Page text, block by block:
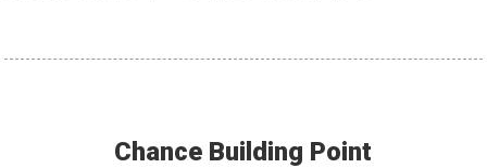
Chance Building Point